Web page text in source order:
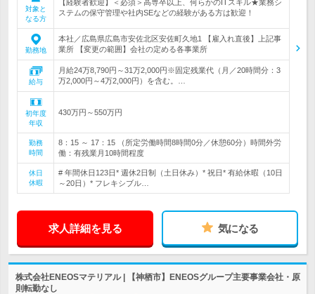
対象と
なる方
【経験者歓迎】＜必須＞高専卒以上、何らかのITスキル★業務シ
ステムの保守管理や社内SEなどの経験がある方は歓迎！
勤務地
本社／広島県広島市安佐北区安佐町久地1 【雇入れ直後】上記事
業所 【変更の範囲】会社の定める各事業所
給与
月給24万8,790円～31万2,000円※固定残業代（月／20時間分：3
万2,000円～4万2,000円）を含む。…
初年度
年収
430万円～550万円
勤務
時間
8：15 ～ 17：15 （所定労働時間8時間0分／休憩60分）時間外労
働：有残業月10時間程度
休日
休暇
# 年間休日123日* 週休2日制（土日休み）* 祝日* 有給休暇（10日
～20日）* フレキシブル…
求人詳細を見る 気になる
株式会社ENEOSマテリアル | 【神栖市】ENEOSグループ主要事業会社・原
則転勤なし